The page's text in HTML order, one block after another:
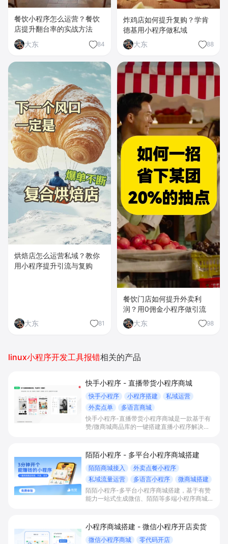
餐饮小程序怎么运营？餐饮
店提升翻台率的实战方法
大东
84
炸鸡店如何提升复购？学肯
德基用小程序做私域
大东
88
烘焙店怎么运营私域？教你
用小程序提升引流与复购
大东 81
餐饮门店如何提升外卖利
润？用0佣金小程序做引流
大东
98
linux小程序开发工具报错相关的产品
快手小程序 - 直播带货小程序商城
快手小程序 小程序搭建
私域运营
外卖点单
多语言商城
快手小程序-直播带货小程序商城是一款基于有
赞/微商城商品库的一键搭建直播小程序解决方
短下单路径、沉淀私域会员并提升转化与复购。
陌陌小程序 - 多平台小程序商城搭建
陌陌商城接入
外卖点餐小程序
私域流量运营
多语言小程序
微商城搭建
陌陌小程序-多平台小程序商城搭建，基于有赞
能力一站式生成微信、陌陌等多端小程序商城，
复购增长。
小程序商城搭建 - 微信小程序开店卖货
微信小程序商城
零代码开店